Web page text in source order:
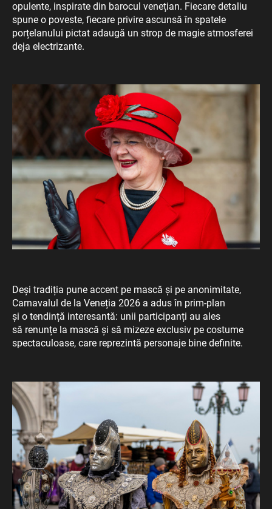
opulente, inspirate din barocul venețian. Fiecare detaliu
spune o poveste, fiecare privire ascunsă în spatele
porțelanului pictat adaugă un strop de magie atmosferei
deja electrizante.
Deși tradiția pune accent pe mască și pe anonimitate,
Carnavalul de la Veneția 2026 a adus în prim-plan
și o tendință interesantă: unii participanți au ales
să renunțe la mască și să mizeze exclusiv pe costume
spectaculoase, care reprezintă personaje bine definite.